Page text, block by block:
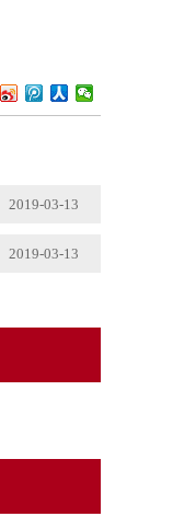
2019-03-13
2019-03-13